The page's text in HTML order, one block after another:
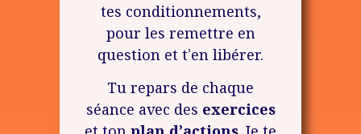
tes conditionnements,
pour les remettre en
question et t’en libérer.
Tu repars de chaque
séance avec des exercices